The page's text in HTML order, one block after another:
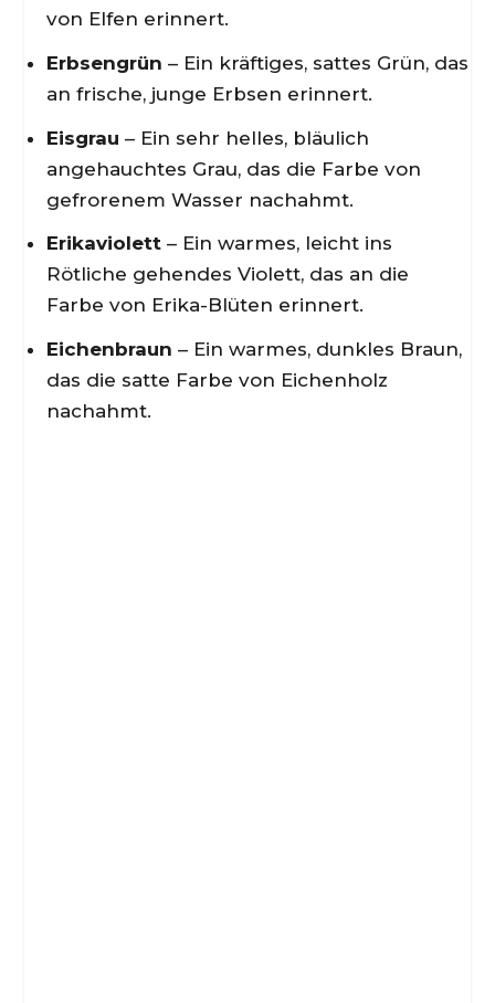
von Elfen erinnert.
Erbsengrün – Ein kräftiges, sattes Grün, das
an frische, junge Erbsen erinnert.
Eisgrau – Ein sehr helles, bläulich
angehauchtes Grau, das die Farbe von
gefrorenem Wasser nachahmt.
Erikaviolett– Ein warmes, leicht ins
Rötliche gehendes Violett, das an die
Farbe von Erika-Blüten erinnert.
Eichenbraun – Ein warmes, dunkles Braun,
das die satte Farbe von Eichenholz
nachahmt.